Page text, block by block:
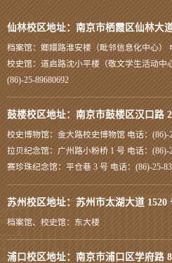
仙林校区地址：南京市栖霞区仙林大
档案馆：嫏嬛路淮安楼（毗邻信息化中心）
校史馆：道启路沈小平楼（敬文学生活动中
(86)-25-89680692
鼓楼校区地址：南京市鼓楼区汉口路
校史博物馆：金大路校史博物馆 电话：(86)-
拉贝纪念馆：广州路小粉桥 1 号 电话：(86)-
赛珍珠纪念馆：平仓巷 3 号 电话：(86)-25-
苏州校区地址：苏州市太湖大道 1520
档案馆、校史馆：东大楼
浦口校区地址：南京市浦口区学府路